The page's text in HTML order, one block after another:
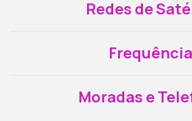
Redes de
Moradas e